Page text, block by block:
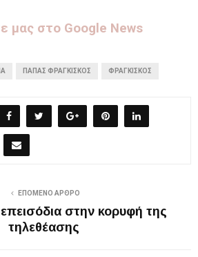
μας στo Google News
ΠΑΠΑΣ ΦΡΑΓΚΙΣΚΟΣ ΦΡΑΓΚΊΣΚΟΣ
ΕΠΌΜΕΝΟ ΆΡΘΡΟ
στην κορυφή της
τηλεθέασης